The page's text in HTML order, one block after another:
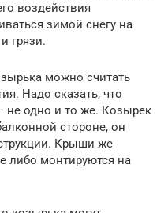
воздействия
зимой снегу на
грязи.
можно считать
Надо сказать, что
не одно и то же. Козырек
стороне, он
Крыши же
либо монтируются на